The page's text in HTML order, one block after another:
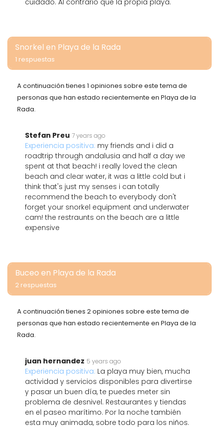
cuidado. Al contrario que la propia playa.
Snorkel en Playa de la Rada
1 respuestas
A continuación tienes 1 opiniones sobre este tema de
personas que han estado recientemente en Playa de la
Rada.
Stefan Preu 7 years ago
Experiencia positiva: my friends and i did a
roadtrip through andalusia and half a day we
spent at that beach! i really loved the clean
beach and clear water, it was a little cold but i
think that's just my senses i can totally
recommend the beach to everybody don't
forget your snorkel equipment and underwater
cam! the restraunts on the beach are a little
expensive
Buceo en Playa de la Rada
2 respuestas
A continuación tienes 2 opiniones sobre este tema de
personas que han estado recientemente en Playa de la
Rada.
juan hernandez 5 years ago
Experiencia positiva: La playa muy bien, mucha
actividad y servicios disponibles para divertirse
y pasar un buen día, te puedes meter sin
problema de desnivel. Restaurantes y tiendas
en el paseo marítimo. Por la noche también
esta muy animada, sobre todo para los niños.